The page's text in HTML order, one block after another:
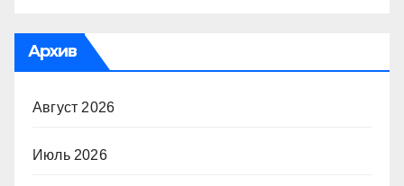
Архив
Август 2026
Июль 2026